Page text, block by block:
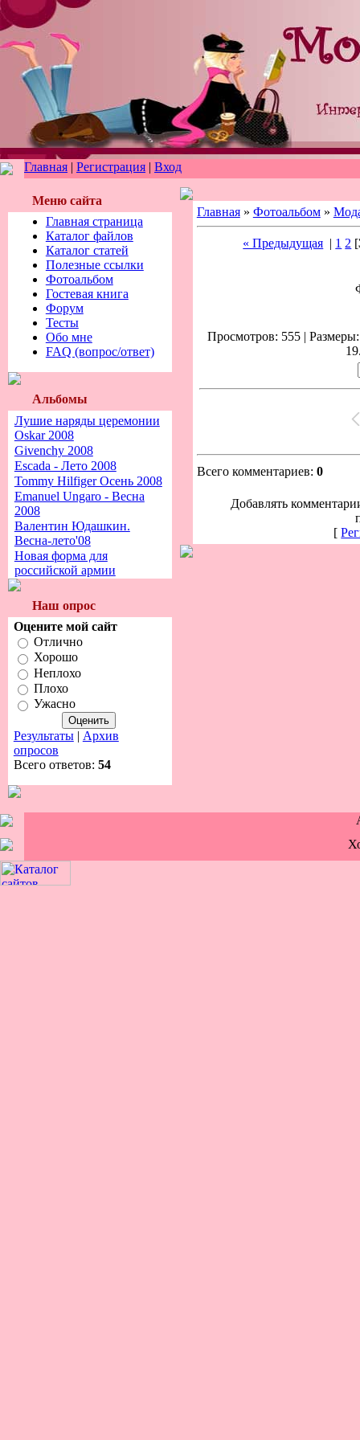
Главная | Регистрация | Вход
Меню сайта
Главная страница
Каталог файлов
Каталог статей
Полезные ссылки
Фотоальбом
Гостевая книга
Форум
Тесты
Обо мне
FAQ (вопрос/ответ)
Альбомы
Лушие наряды церемонии
Oskar 2008
Givenchy 2008
Escada - Лето 2008
Tommy Hilfiger Осень 2008
Emanuel Ungaro - Весна
2008
Валентин Юдашкин.
Весна-лето'08
Новая форма для
российской армии
Наш опрос
Оцените мой сайт
Отлично
Хорошо
Неплохо
Плохо
Ужасно
Результаты| Архив
опросов
Всего ответов: 54
Главная» Фотоальбом»
« Предыдущая | 1 2 [
Просмотров: 555 |
Всего комментариев: 0
Добавлять
[